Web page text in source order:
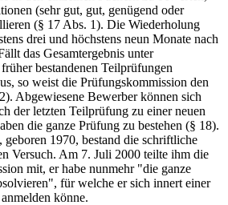
(sehr gut, gut, genügend oder
(§ 17 Abs. 1). Die Wiederholung
drei und höchstens neun Monate nach
das Gesamtergebnis unter
bestandenen Teilprüfungen
so weist die Prüfungskommission den
Abgewiesene Bewerber können sich
der letzten Teilprüfung zu einer neuen
die ganze Prüfung zu bestehen (§ 18).
1970, bestand die schriftliche
Versuch. Am 7. Juli 2000 teilte ihm die
mit, er habe nunmehr "die ganze
für welche er sich innert einer
könne.